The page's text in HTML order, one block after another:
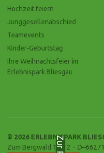
Hochzeit feiern
Junggesellenabschied
Teamevents
Kinder-Geburtstag
Ihre Weihnachtsfeier im
Erlebnispark Bliesgau
© 2026 ERLEBNISPARK
Zum Bergwald 10-12・